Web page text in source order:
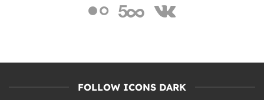
FOLLOW ICONS DARK